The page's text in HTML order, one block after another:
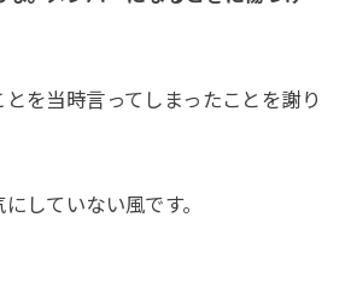
を当時言ってしまったことを謝り
していない風です。